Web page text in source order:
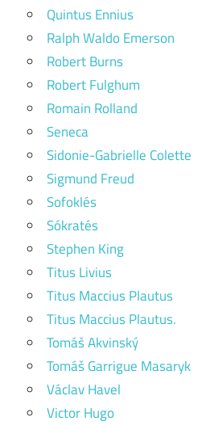
Quintus Ennius
Ralph Waldo Emerson
Robert Burns
Robert Fulghum
Romain Rolland
Seneca
Sidonie-Gabrielle Colette
Sigmund Freud
Sofoklés
Sókratés
Stephen King
Titus Livius
Titus Maccius Plautus
Titus Maccius Plautus.
Tomáš Akvinský
Tomáš Garrigue Masaryk
Václav Havel
Victor Hugo